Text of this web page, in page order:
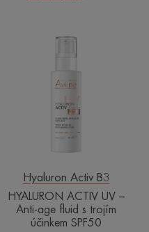
HYALURON
–
Anti-
age
fluid
účinkem
SPF50
Hyaluron Activ B3
HYALURON ACTIV UV –
Anti-age fluid s trojím
účinkem SPF50